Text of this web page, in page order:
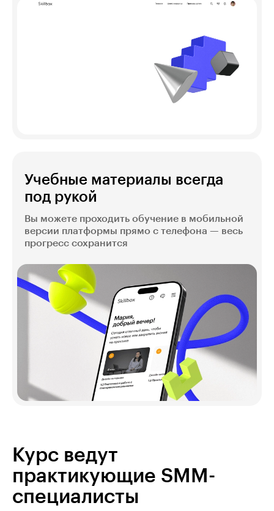
Учебные материалы всегда
под рукой
Вы можете проходить обучение в мобильной
версии платформы прямо с телефона — весь
прогресс сохранится
Курс ведут
практикующие SMM-
специалисты